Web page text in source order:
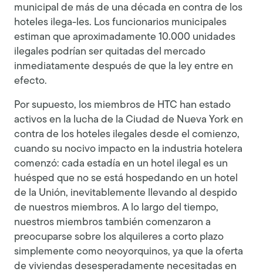
municipal de más de una década en contra de los
hoteles ilega-les. Los funcionarios municipales
estiman que aproximadamente 10.000 unidades
ilegales podrían ser quitadas del mercado
inmediatamente después de que la ley entre en
efecto.
Por supuesto, los miembros de HTC han estado
activos en la lucha de la Ciudad de Nueva York en
contra de los hoteles ilegales desde el comienzo,
cuando su nocivo impacto en la industria hotelera
comenzó: cada estadía en un hotel ilegal es un
huésped que no se está hospedando en un hotel
de la Unión, inevitablemente llevando al despido
de nuestros miembros. A lo largo del tiempo,
nuestros miembros también comenzaron a
preocuparse sobre los alquileres a corto plazo
simplemente como neoyorquinos, ya que la oferta
de viviendas desesperadamente necesitadas en